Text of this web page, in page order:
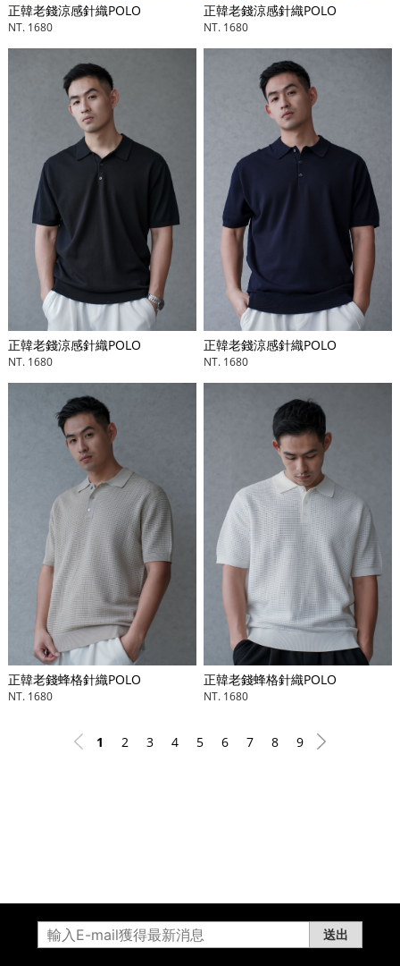
正韓老錢涼感針織POLO
NT. 1680
正韓老錢涼感針織POLO
NT. 1680
正韓老錢涼感針織POLO
NT. 1680
正韓老錢涼感針織POLO
NT. 1680
正韓老錢蜂格針織POLO
NT. 1680
正韓老錢蜂格針織POLO
NT. 1680
1 2 3 4 5 6 7 8 9
送出